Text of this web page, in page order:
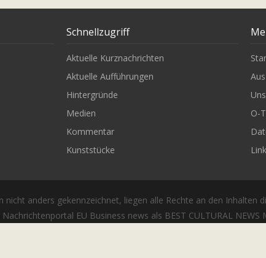
nicht anders gekennzeichnet, liegen alle Rechte an den Inhalten
EU Business news als BEST CULTURAL NEWS
Schnellzugriff
Aktuelle Kurznachrichten
Aktuelle Aufführungen
Hintergründe
Medien
Kommentar
Kunststücke
O-